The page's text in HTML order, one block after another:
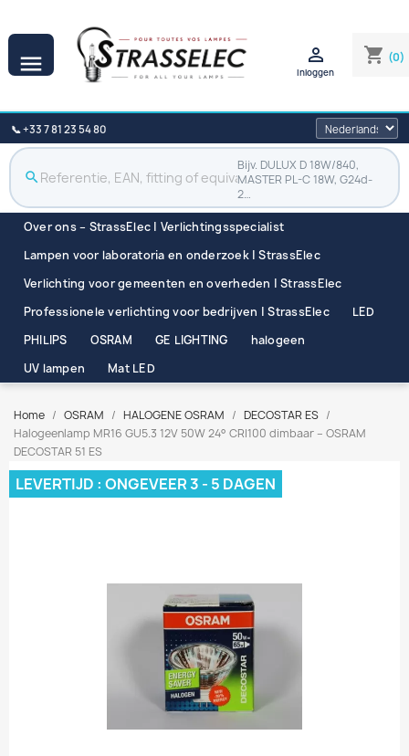
 shopping_cart (0)

Inloggen
📞 +33 7 81 23 54 80
search
Bijv. DULUX D 18W/840,
MASTER PL-C 18W, G24d-
2…
Over ons – StrassElec | Verlichtingsspecialist
Lampen voor laboratoria en onderzoek | StrassElec
Verlichting voor gemeenten en overheden | StrassElec
Professionele verlichting voor bedrijven | StrassElec
LED
PHILIPS
OSRAM GE LIGHTING
halogeen
UV lampen
Mat LED
Home OSRAM HALOGENE OSRAM
DECOSTAR ES
Halogeenlamp MR16 GU5.3 12V 50W 24° CRI100 dimbaar – OSRAM
DECOSTAR 51 ES
LEVERTIJD : ONGEVEER 3 - 5 DAGEN